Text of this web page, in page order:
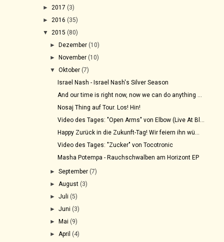
► 2017 (3)
► 2016 (35)
▼ 2015 (80)
►Dezember (10)
►November (10)
▼Oktober (7)
Israel Nash - Israel Nash's Silver Season
And our time is right now, now we can do anything ...
Nosaj Thing auf Tour. Los! Hin!
Video des Tages: "Open Arms" von Elbow (Live At Bl...
Happy Zurück in die Zukunft-Tag! Wir feiern ihn wü...
Video des Tages: "Zucker" von Tocotronic
Masha Potempa - Rauchschwalben am Horizont EP
►September (7)
► August (3)
►Juli (5)
►Juni (3)
►Mai (9)
► April (4)